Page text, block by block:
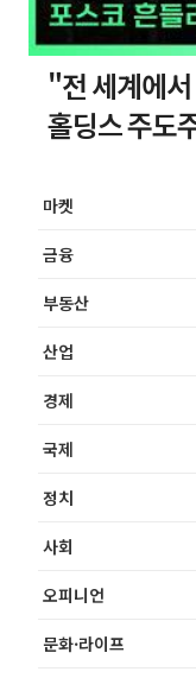
"전 세계에
홀딩스 주도
마켓
금융
부동산
산업
경제
국제
정치
사회
오피니언
문화·라이프